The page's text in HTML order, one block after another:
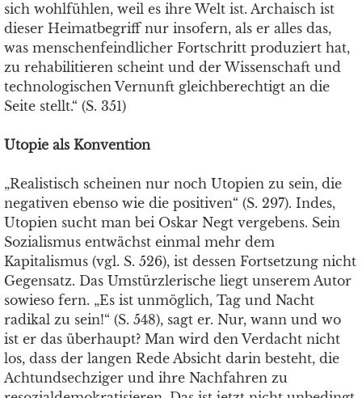
sich wohlfühlen, weil es ihre Welt ist. Archaisch ist
dieser Heimatbegriff nur insofern, als er alles das,
was menschenfeindlicher Fortschritt produziert hat,
zu rehabilitieren scheint und der Wissenschaft und
technologischen Vernunft gleichberechtigt an die
Seite stellt.“ (S. 351)
Utopie als Konvention
„Realistisch scheinen nur noch Utopien zu sein, die
negativen ebenso wie die positiven“ (S. 297). Indes,
Utopien sucht man bei Oskar Negt vergebens. Sein
Sozialismus entwächst einmal mehr dem
Kapitalismus (vgl. S. 526), ist dessen Fortsetzung nicht
Gegensatz. Das Umstürzlerische liegt unserem Autor
sowieso fern. „Es ist unmöglich, Tag und Nacht
radikal zu sein!“ (S. 548), sagt er. Nur, wann und wo
ist er das überhaupt? Man wird den Verdacht nicht
los, dass der langen Rede Absicht darin besteht, die
Achtundsechziger und ihre Nachfahren zu